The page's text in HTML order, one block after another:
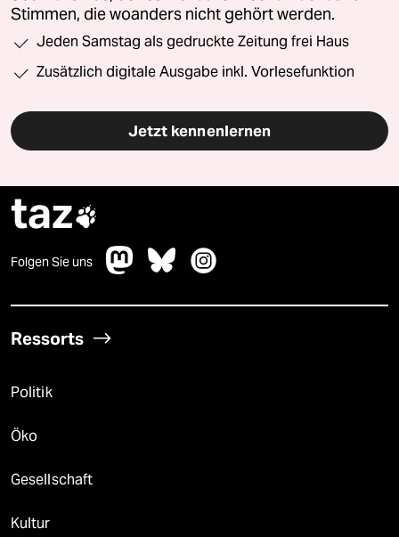
Stimmen, die woanders nicht gehört werden.
Jeden Samstag als gedruckte Zeitung frei Haus
Zusätzlich digitale Ausgabe inkl. Vorlesefunktion
Jetzt kennenlernen
taz
Folgen Sie uns
Ressorts
Politik
Öko
Gesellschaft
Kultur